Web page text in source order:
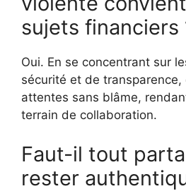
sujets financiers
Oui. En se concentrant sur
sécurité et de transparence,
attentes sans blâme,
terrain de collaboration.
Faut-il tout
rester